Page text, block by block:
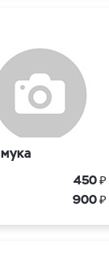
450₽
900₽